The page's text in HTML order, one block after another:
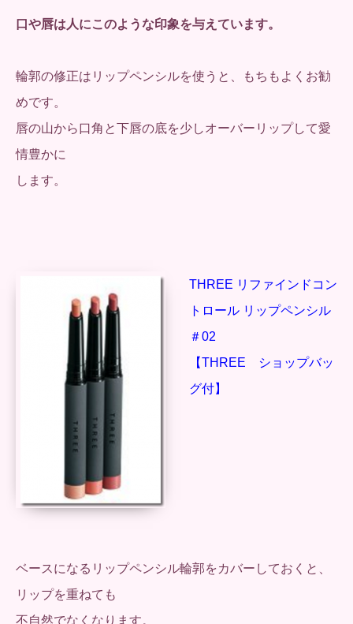
口や唇は人にこのような印象を与えています。
輪郭の修正はリップペンシルを使うと、もちもよくお勧
めです。
唇の山から口角と下唇の底を少しオーバーリップして愛
情豊かに
します。
THREE リファインドコン
トロール リップペンシル
＃02
【THREE ショップバッ
グ付】
ベースになるリップペンシル輪郭をカバーしておくと、
リップを重ねても
不自然でなくなります。